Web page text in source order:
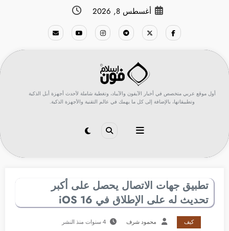
أغسطس 8, 2026
أول موقع عربي متخصص في أخبار الآيفون والآيباد، وتغطية شاملة لأحدث أجهزة أبل الذكية
وتطبيقاتها، بالإضافة إلى كل ما يهمك في عالم التقنية والأجهزة الذكية.
تطبيق جهات الاتصال يحصل على أكبر
تحديث له على الإطلاق في iOS 16
كيف محمود شرف 4 سنوات منذ النشر